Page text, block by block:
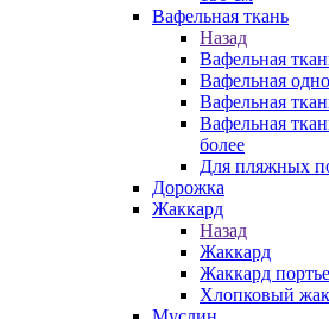
Вафельная ткань
Назад
Вафельная
Вафельная
Вафельная
Вафельная
более
Для пляжных
Дорожка
Жаккард
Назад
Жаккард
Жаккард
Хлопковый